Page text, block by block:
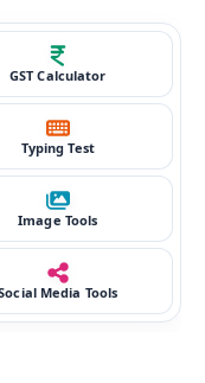
GST Calculator
Typing Test
Image Tools
Media Tools